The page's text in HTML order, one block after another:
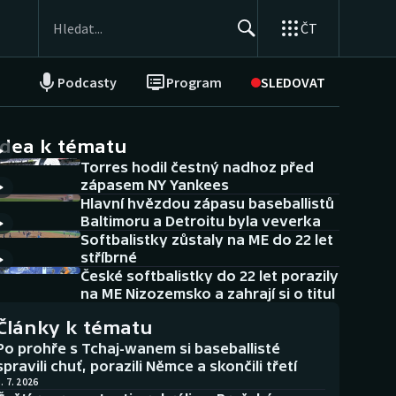
ČT
Podcasty Program SLEDOVAT
NEPŘEHLÉDNĚTE
Historické návraty
Aplikace ČT sport
AZ kvíz
k tématu
Torres hodil čestný nadhoz před
zápasem NY Yankees
Hlavní hvězdou zápasu baseballistů
Baltimoru a Detroitu byla veverka
Softbalistky zůstaly na ME do 22 let
stříbrné
České softbalistky do 22 let porazily
na ME Nizozemsko a zahrají si o titul
k tématu
prohře s Tchaj-wanem si baseballisté
chuť, porazili Němce a skončili třetí
7. 2026